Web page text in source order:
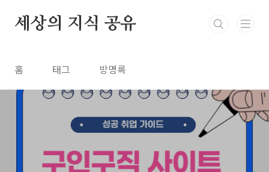
세상의 지식 공유
홈 태그 방명록